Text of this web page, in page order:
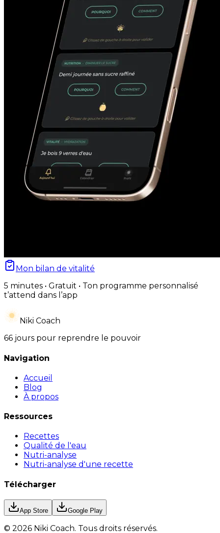
Mon bilan de vitalité
5 minutes • Gratuit • Ton programme personnalisé
t’attend dans l’app
Niki Coach
66 jours pour reprendre le pouvoir
Navigation
Accueil
Blog
À propos
Ressources
Recettes
Qualité de l'eau
Nutri-analyse
Nutri-analyse d'une recette
Télécharger
App Store Google Play
© 2026 Niki Coach. Tous droits réservés.